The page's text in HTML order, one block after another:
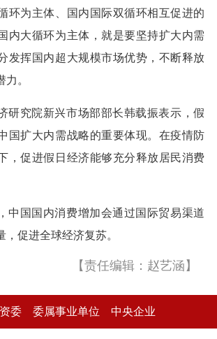
环为主体、国内国际双循环相互促进的
内大循环为主体，就是要坚持扩大内需
发挥国内超大规模市场优势，不断释放
。
研究院新兴市场部部长韩载振表示，假
国扩大内需战略的重要体现。在疫情防
，促进假日经济能够充分释放居民消费
中国国内消费增加会通过国际贸易渠道
促进全球经济复苏。
【责任编辑：赵艺涵】
委 委属事业单位 中央企业